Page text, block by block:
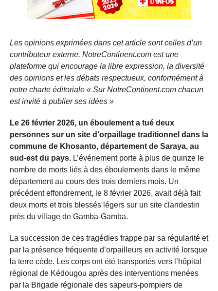
Les opinions exprimées dans cet article sont celles d’un
contributeur externe. NotreContinent.com est une
plateforme qui encourage la libre expression, la diversité
des opinions et les débats respectueux, conformément à
notre charte éditoriale « Sur NotreContinent.com chacun
est invité à publier ses idées »
Le 26 février 2026, un éboulement a tué deux
personnes sur un site d’orpaillage traditionnel dans la
commune de Khosanto, département de Saraya, au
sud-est du pays. L’événement porte à plus de quinze le
nombre de morts liés à des éboulements dans le même
département au cours des trois derniers mois. Un
précédent effondrement, le 8 février 2026, avait déjà fait
deux morts et trois blessés légers sur un site clandestin
près du village de Gamba-Gamba.
La succession de ces tragédies frappe par sa régularité et
par la présence fréquente d’orpailleurs en activité lorsque
la terre cède. Les corps ont été transportés vers l’hôpital
régional de Kédougou après des interventions menées
par la Brigade régionale des sapeurs-pompiers de